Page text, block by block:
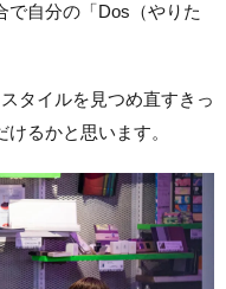
で自分の「Dos（やりた
タイルを見つめ直すきっ
るかと思います。